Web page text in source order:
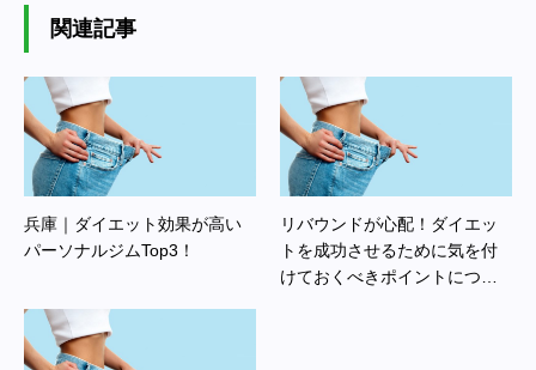
関連記事
兵庫｜ダイエット効果が高い
パーソナルジムTop3！
リバウンドが心配！ダイエッ
トを成功させるために気を付
けておくべきポイントについ